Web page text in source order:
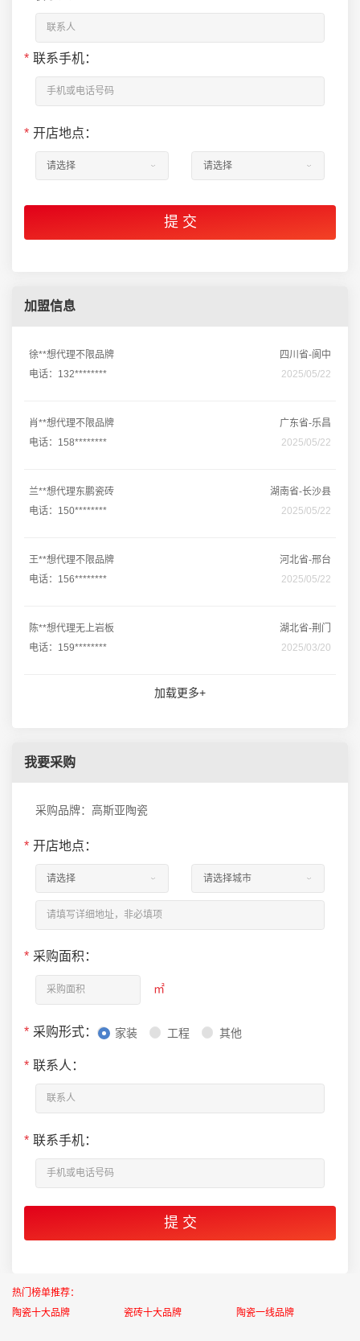
* 联系手机：
* 开店地点：
加盟信息
徐**想代理不限品牌
四川省-阆中
电话：132********
2025/05/22
肖**想代理不限品牌
广东省-乐昌
电话：158********
2025/05/22
兰**想代理东鹏瓷砖
湖南省-长沙县
电话：150********
2025/05/22
王**想代理不限品牌
河北省-邢台
电话：156********
2025/05/22
陈**想代理无上岩板
湖北省-荆门
电话：159********
2025/03/20
加载更多+
我要采购
采购品牌：高斯亚陶瓷
* 开店地点：
* 采购面积：
㎡
* 采购形式： 家装 工程 其他
* 联系人：
* 联系手机：
热门榜单推荐：
陶瓷十大品牌
瓷砖十大品牌 陶瓷一线品牌